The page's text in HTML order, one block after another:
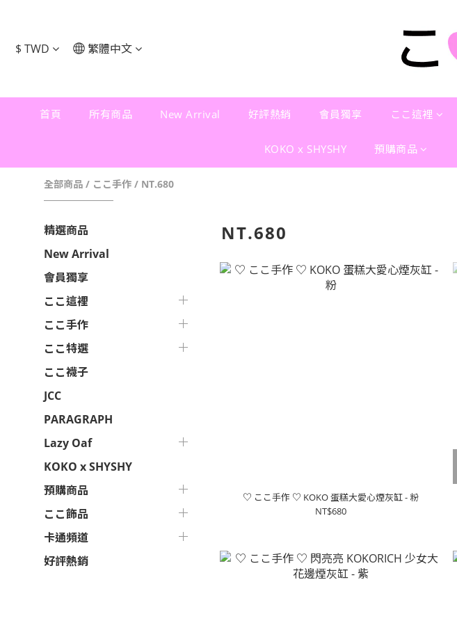
$ TWD 繁體中文
首頁 所有商品 New Arrival 好評熱銷 會員獨享 ここ這裡
KOKO x SHYSHY 預購商品
全部商品 / ここ手作 / NT.680
精選商品
New Arrival
會員獨享
ここ這裡
ここ手作
ここ特選
ここ襪子
JCC
PARAGRAPH
Lazy Oaf
KOKO x SHYSHY
預購商品
ここ飾品
卡通頻道
好評熱銷
NT.680
♡ ここ手作 ♡ KOKO 蛋糕大愛心煙灰缸 - 粉
NT$680